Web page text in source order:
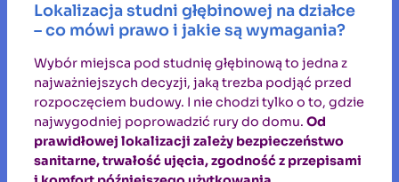
Lokalizacja studni głębinowej na działce
– co mówi prawo i jakie są wymagania?
Wybór miejsca pod studnię głębinową to jedna z
najważniejszych decyzji, jaką trezba podjąć przed
rozpoczęciem budowy. I nie chodzi tylko o to, gdzie
najwygodniej poprowadzić rury do domu. Od
prawidłowej lokalizacji zależy bezpieczeństwo
sanitarne, trwałość ujęcia, zgodność z przepisami